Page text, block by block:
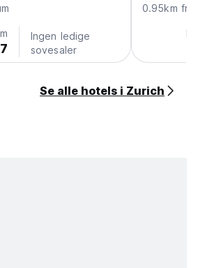
Ingen ledige
sovesaler
0.95km fra
Se alle hotels i Zurich